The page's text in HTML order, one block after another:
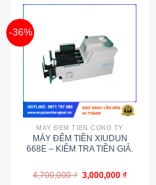
-36%
MÁY ĐẾM TIỀN CÔNG TY
MÁY ĐẾM TIỀN XIUDUN
668E – KIỂM TRA TIỀN GIẢ.
4,700,000₫ 3,000,000 ₫